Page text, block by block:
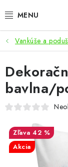
na
VÝPREDAJ
NOVINKY
OBÝVACIA IZBA
KUCHYŇA
SPÁĽŇA
Vankúše a
bavlna/
42 %
Akcia